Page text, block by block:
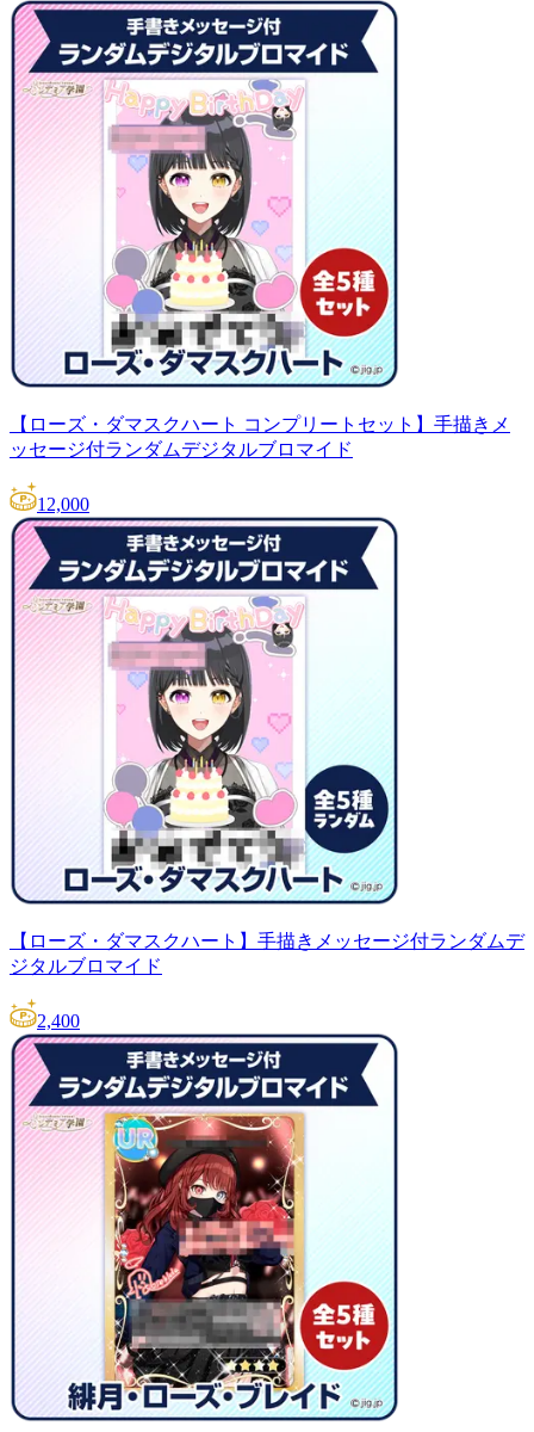
【ローズ・ダマスクハート コンプリートセット】手描きメ
ッセージ付ランダムデジタルブロマイド
12,000
【ローズ・ダマスクハート】手描きメッセージ付ランダムデ
ジタルブロマイド
2,400